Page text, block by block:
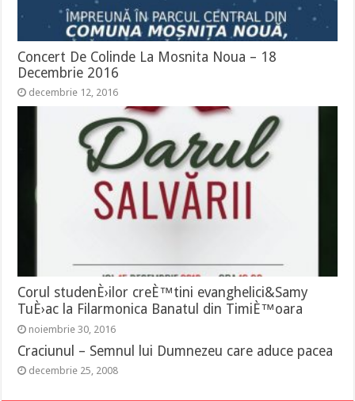
Concert De Colinde La Mosnita Noua – 18
Decembrie 2016
decembrie 12, 2016
Corul studenÈ›ilor creÈ™tini evanghelici&Samy
TuÈ›ac la Filarmonica Banatul din TimiÈ™oara
noiembrie 30, 2016
Craciunul – Semnul lui Dumnezeu care aduce pacea
decembrie 25, 2008